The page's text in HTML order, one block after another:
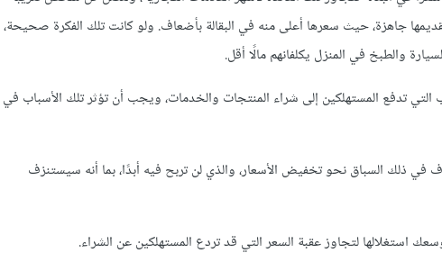
جاهزة، حيث سعرها أعلى منه في البقالة بأضعاف. ولو كانت تلك الفكرة صحيحة،
والطبخ في المنزل يكلفانهم مالًا أقل.
التي تدفع المستهلكين إلى شراء المنتجات والخدمات، ويجب أن تؤثر تلك الأسباب في
ذلك السباق نحو تخفيض الأسعار، والذي لن تربح فيه أبدًا، بما أنه سيستنزف
لتجاوز عقبة السعر التي قد تردع المستهلكين عن الشراء.